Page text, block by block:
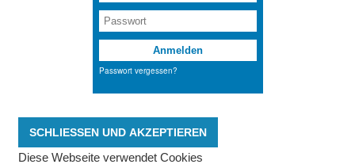
Diese Webseite verwendet Cookies